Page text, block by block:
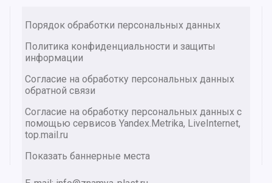
Порядок обработки персональных данных
Политика конфиденциальности и защиты
информации
Согласие на обработку персональных данных
обратной связи
Согласие на обработку персональных данных с
помощью сервисов Yandex.Metrika, LiveInternet,
top.mail.ru
Показать баннерные места